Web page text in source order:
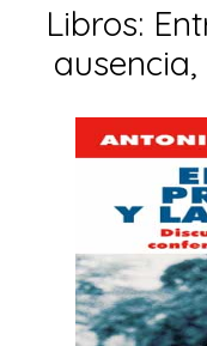
Libros: